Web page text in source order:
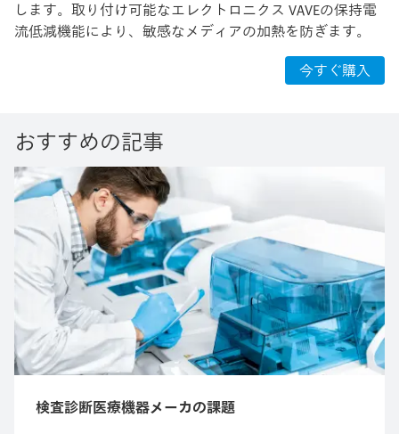
します。取り付け可能なエレクトロニクス VAVEの保持電
流低減機能により、敏感なメディアの加熱を防ぎます。
今すぐ購入
おすすめの記事
検査診断医療機器メーカの課題